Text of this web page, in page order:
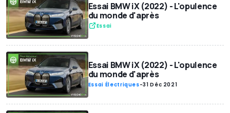
Essai BMW iX (2022) - L'opulence
du monde d'après
Essai
Essai BMW iX (2022) - L'opulence
du monde d'après
Essai Électriques-31 Déc 2021